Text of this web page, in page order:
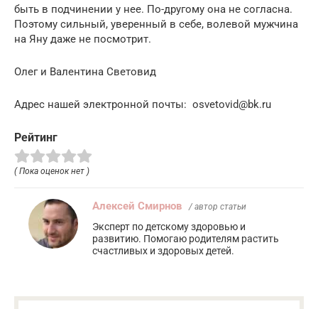
быть в подчинении у нее. По-другому она не согласна.
Поэтому сильный, уверенный в себе, волевой мужчина
на Яну даже не посмотрит.
Олег и Валентина Световид
Адрес нашей электронной почты: osvetovid@bk.ru
Рейтинг
( Пока оценок нет )
Алексей Смирнов / автор статьи
Эксперт по детскому здоровью и
развитию. Помогаю родителям растить
счастливых и здоровых детей.